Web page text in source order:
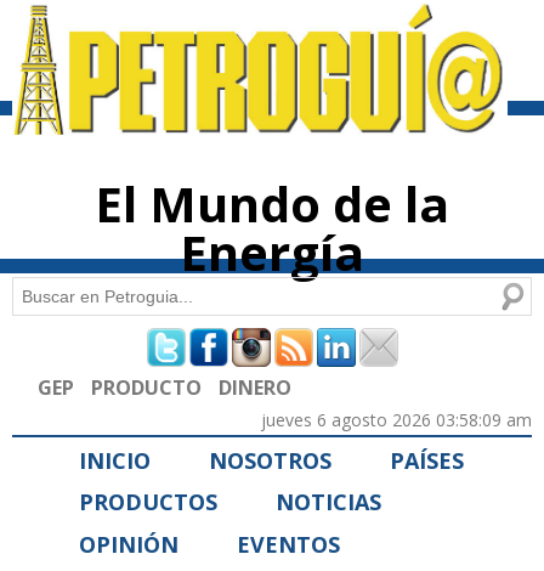
contenido
El Mundo de la
Energía
Formulario de búsqueda
Buscar
GEP PRODUCTO DINERO
jueves 6 agosto 2026 03:58:09 am
INICIO NOSOTROS
PAÍSES
PRODUCTOS
NOTICIAS
OPINIÓN
EVENTOS